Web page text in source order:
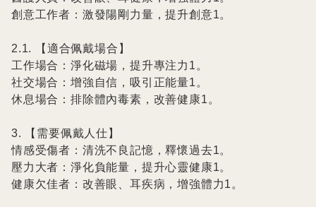
創意工作者：激發陽剛力量，提升創意1。
2.1. 【適合佩戴場合】
工作場合：淨化磁場，提升專注力1。
社交場合：增強自信，吸引正能量1。
休息場合：排除體內毒素，改善健康1。
3. 【需要佩戴人仕】
情感受傷者：清洗不良記憶，釋懷過去1。
壓力大者：淨化負能量，提升心靈健康1。
健康欠佳者：改善眼、耳疾病，增強體力1。